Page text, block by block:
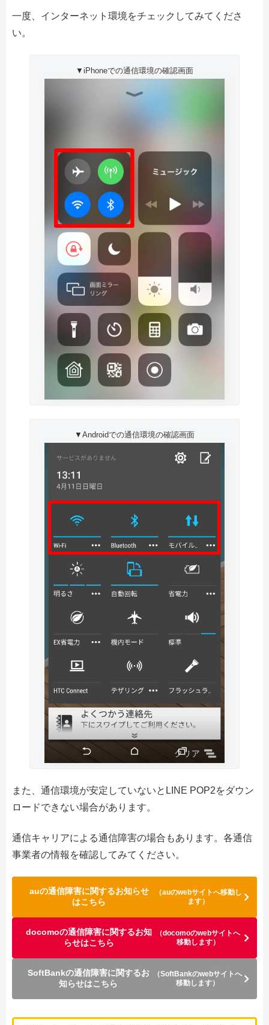
一度、インターネット環境をチェックしてみてくださ
い。
▼iPhoneでの通信環境の確認画面
▼Androidでの通信環境の確認画面
また、通信環境が安定していないとLINE POP2をダウン
ロードできない場合があります。
通信キャリアによる通信障害の場合もあります。各通信
事業者の情報を確認してみてください。
auの通信障害に関するお知らせ
はこちら
（auのwebサイトへ移動し
ます）
docomoの通信障害に関するお知
らせはこちら
（docomoのwebサイトへ
移動します）
SoftBankの通信障害に関するお
知らせはこちら
（SoftBankのwebサイトへ
移動します）